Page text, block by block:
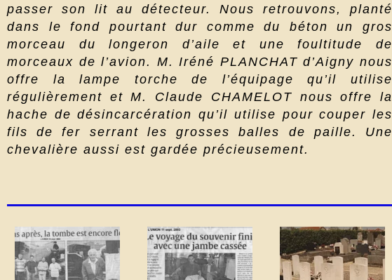
passer son lit au détecteur. Nous retrouvons, planté
dans le fond pourtant dur comme du béton un gros
morceau du longeron d’aile et une foultitude de
morceaux de l’avion. M. Iréné PLANCHAT d’Aigny nous
offre la lampe torche de l’équipage qu’il utilise
régulièrement et M. Claude CHAMELOT nous offre la
hache de désincarcération qu’il utilise pour couper les
fils de fer serrant les grosses balles de paille. Une
chevalière aussi est gardée précieusement.